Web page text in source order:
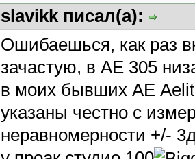
slavikk писал(а):
Ошибаешься, как раз
зачастую, в АЕ 305
в моих бывших АЕ
указаны честно с
неравномерности +/-